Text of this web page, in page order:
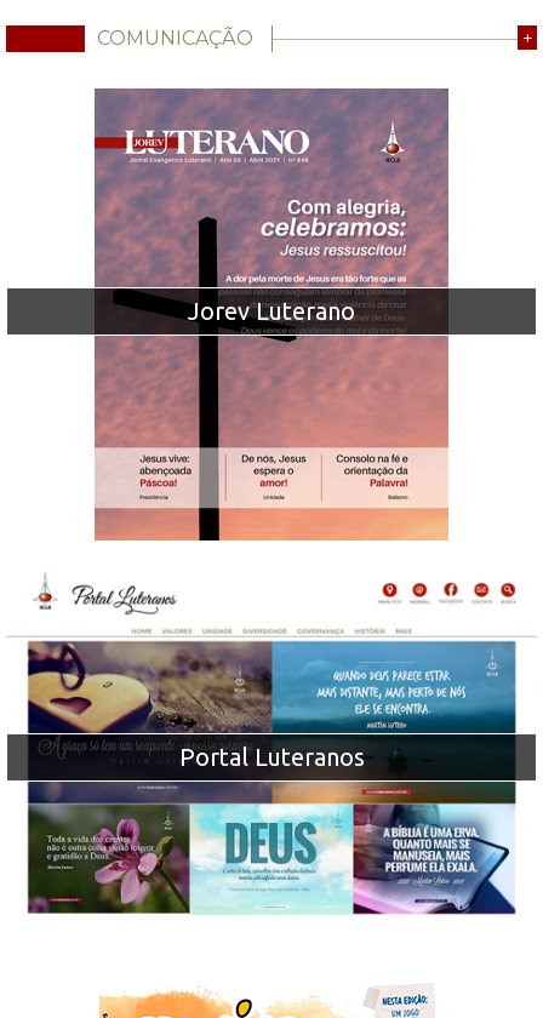
COMUNICAÇÃO +
Jorev Luterano
Portal Luteranos